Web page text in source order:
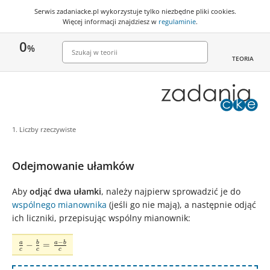
Serwis zadaniacke.pl wykorzystuje tylko niezbędne pliki cookies.
Więcej informacji znajdziesz w regulaminie.
0%
TEORIA
1. Liczby rzeczywiste
Odejmowanie ułamków
Aby odjąć dwa ułamki, należy najpierw sprowadzić je do
wspólnego mianownika (jeśli go nie mają), a następnie odjąć
ich liczniki, przepisując wspólny mianownik:
\frac{a}
{c} -
\frac{b}
c
a − c
b = c
a−b